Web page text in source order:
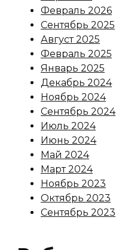
Февраль 2026
Сентябрь 2025
Август 2025
Февраль 2025
Январь 2025
Декабрь 2024
Ноябрь 2024
Сентябрь 2024
Июль 2024
Июнь 2024
Май 2024
Март 2024
Ноябрь 2023
Октябрь 2023
Сентябрь 2023